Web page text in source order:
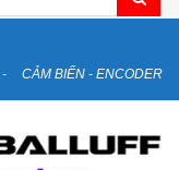
CẢM BIẾN - ENCODER